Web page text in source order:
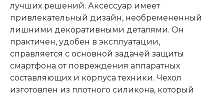
лучших решений. Аксессуар имеет
привлекательный дизайн, необремененный
лишними декоративными деталями. Он
практичен, удобен в эксплуатации,
справляется с основной задачей защиты
смартфона от повреждения аппаратных
составляющих и корпуса техники. Чехол
изготовлен из плотного силикона, который